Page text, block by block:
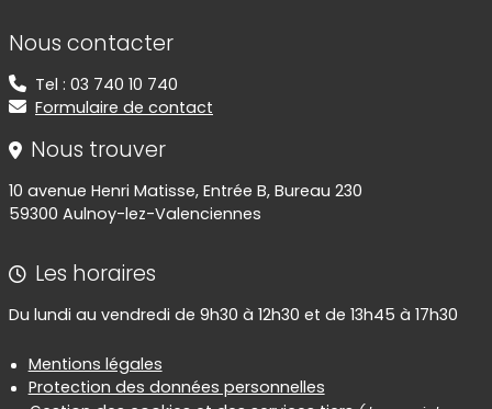
Informations de contact
Nous contacter
Tel : 03 740 10 740
Formulaire de contact
Nous trouver
10 avenue Henri Matisse, Entrée B, Bureau 230
59300 Aulnoy-lez-Valenciennes
Les horaires
Du lundi au vendredi de 9h30 à 12h30 et de 13h45 à 17h30
Informations réglementaires
Mentions légales
Protection des données personnelles